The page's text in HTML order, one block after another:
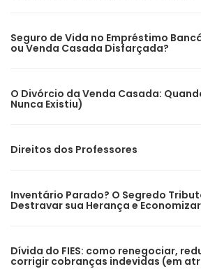
Seguro de Vida no Empréstimo
ou Venda Casada Disfarçada?
O Divórcio da Venda Casada:
Nunca Existiu)
Direitos dos Professores
Inventário Parado? O Segredo
Destravar sua Herança e
Dívida do FIES: como renegociar,
corrigir cobranças indevidas (em